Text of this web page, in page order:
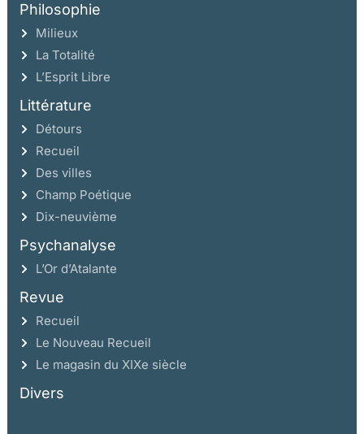
Philosophie
Milieux
La Totalité
L’Esprit Libre
Littérature
Détours
Recueil
Des villes
Champ Poétique
Dix-neuvième
Psychanalyse
L’Or d’Atalante
Revue
Recueil
Le Nouveau Recueil
Le magasin du XIXe siècle
Divers